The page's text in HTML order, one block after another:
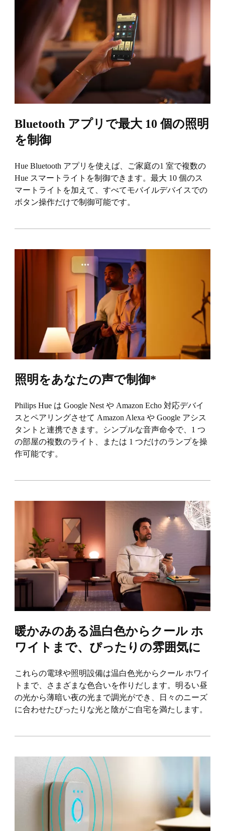
Bluetooth アプリで最大 10 個の照明
を制御
Hue Bluetooth アプリを使えば、ご家庭の1 室で複数の
Hue スマートライトを制御できます。最大 10 個のス
マートライトを加えて、すべてモバイルデバイスでの
ボタン操作だけで制御可能です。
照明をあなたの声で制御*
Philips Hue は Google Nest や Amazon Echo 対応デバイ
スとペアリングさせて Amazon Alexa や Google アシス
タントと連携できます。シンプルな音声命令で、1 つ
の部屋の複数のライト、または 1 つだけのランプを操
作可能です。
暖かみのある温白色からクール ホ
ワイトまで、ぴったりの雰囲気に
これらの電球や照明設備は温白色光からクール ホワイ
トまで、さまざまな色合いを作りだします。明るい昼
の光から薄暗い夜の光まで調光ができ、日々のニーズ
に合わせたぴったりな光と陰がご自宅を満たします。